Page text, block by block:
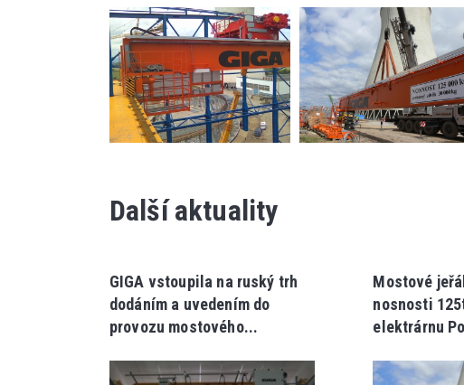
Další aktuality
GIGA vstoupila na ruský trh
dodáním a uvedením do
provozu mostového...
Mostové
nosnosti
elektrárnu